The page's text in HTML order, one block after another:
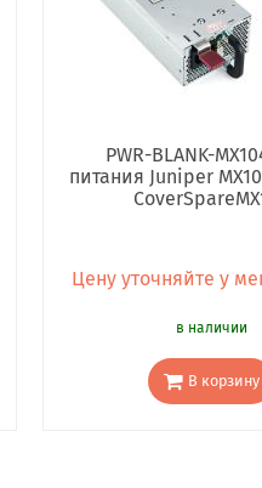
PWR-BLANK-
питания Juniper
Цену уточняйте у
в наличии
В корзину